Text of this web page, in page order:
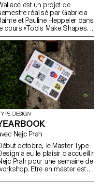
est un projet de
réalisé par Gabriela
et Pauline Heppeler dans
cours «Tools Make Shapes»
Kai Bernau. «Nous avons
à partir de la danse et
mouvements du corps, ce
nous a porté à
deux types de
Dans un premier
le principe des ciseaux,
dans un second celui du
Cette seconde piste a
développée plus
car elle nous
une typologie qui permet
de traduire des mouvements
pivot, de rotation, de
and une structure
libre. Il était
pour nous de
comment deux
mouvements se coordonnent
ne faire qu’un; nous avons
DESIGN
avec Nejc Prah
octobre, le Master Type
a eu le plaisir d'accueillir
Prah pour une semaine de
Etre en master est